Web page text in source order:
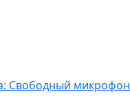
Свободный микрофон